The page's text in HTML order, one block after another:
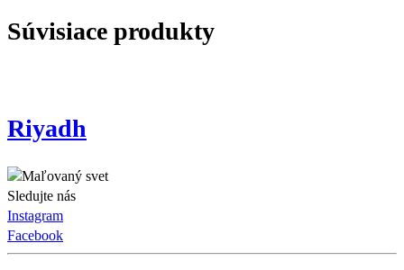
Súvisiace produkty
Riyadh
Sledujte nás
Instagram
Facebook